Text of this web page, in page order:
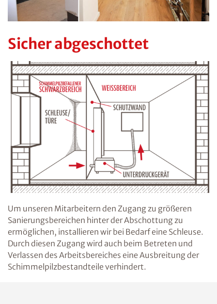
Sicher abgeschottet
Um unseren Mitarbeitern den Zugang zu größeren
Sanierungsbereichen hinter der Abschottung zu
ermöglichen, installieren wir bei Bedarf eine Schleuse.
Durch diesen Zugang wird auch beim Betreten und
Verlassen des Arbeitsbereiches eine Ausbreitung der
Schimmelpilzbestandteile verhindert.